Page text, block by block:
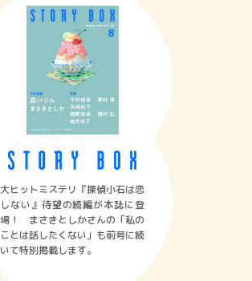
大ヒットミステリ『探偵小石は恋
しない』待望の続編が本誌に登
場！ まさきとしかさんの「私の
ことは話したくない」も前号に続
いて特別掲載します。